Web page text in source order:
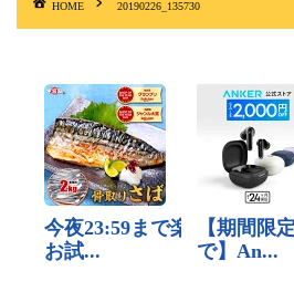
HOME 20190226_135730